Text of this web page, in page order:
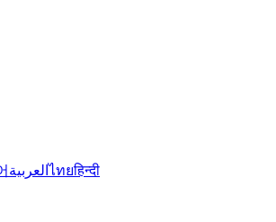
العربيةไทยहिन्दी